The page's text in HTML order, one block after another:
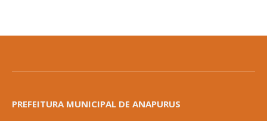
PREFEITURA MUNICIPAL DE ANAPURUS